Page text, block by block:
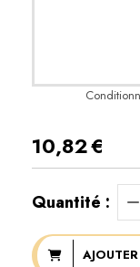
10,82€
Quantité :